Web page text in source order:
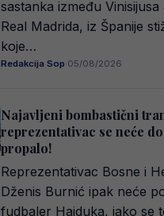
sastanka između
Real Madrida, iz Španije
koje…
Redakcija Sop·05/08/2026
Najavljeni bombastični
reprezentativac se neće
propalo!
Reprezentativac Bosne i
Dženis Burnić ipak neće
fudbaler Hajduka, iako se